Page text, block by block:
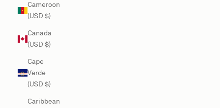
Cameroon
(USD $)
Canada
(USD $)
Cape
Verde
(USD $)
Caribbean